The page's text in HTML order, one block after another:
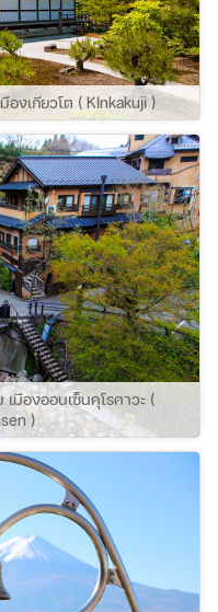
งเกียวโต ( KInkakuji )
องออนเซ็นคุโรคาวะ (
)